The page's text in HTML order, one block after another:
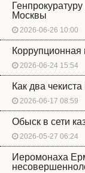
Москвы
2026-06-26 10:00
2026-06-24 15:54
Как два
2026-06-17 08:59
Обыск в сети
2026-05-27 06:24
Иеромонаха